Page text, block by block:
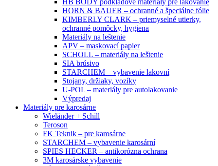
HB BODY podkladové materiály pre lakovanie
HORN & BAUER – ochranné a špeciálne fólie
KIMBERLY CLARK – priemyselné utierky,
ochranné pomôcky, hygiena
Materiály na leštenie
APV – maskovací papier
SCHOLL – materiály na leštenie
SIA brúsivo
STARCHEM – vybavenie lakovní
Stojany, držiaky, vozíky
U-POL – materiály pre autolakovanie
Výpredaj
Materiály pre karosárne
Wieländer + Schill
Teroson
FK Teknik – pre karosárne
STARCHEM – vybavenie karosární
SPIES HECKER – antikorózna ochrana
3M karosárske vybavenie